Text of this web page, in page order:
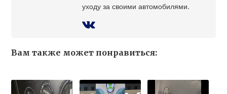
уходу за своими автомобилями.
Вам также может понравиться: